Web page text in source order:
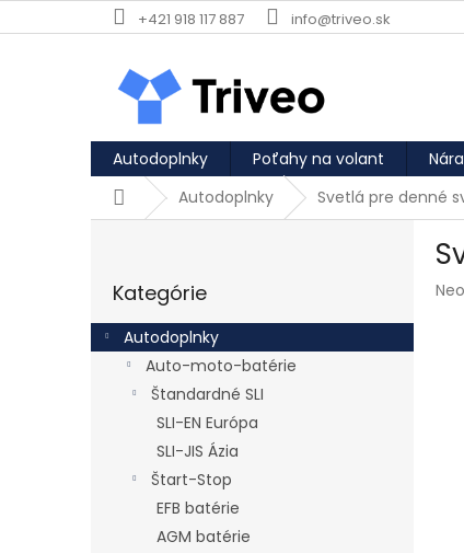
Prejsť na obsah +421 918 117 887 info@triveo.sk
Autodoplnky Poťahy na volant
DomovAutodoplnky Svetlá pre denné
Kategórie
Autodoplnky
Auto-moto-batérie
Štandardné SLI
SLI-EN Európa
SLI-JIS Ázia
Štart-Stop
EFB batérie
AGM batérie